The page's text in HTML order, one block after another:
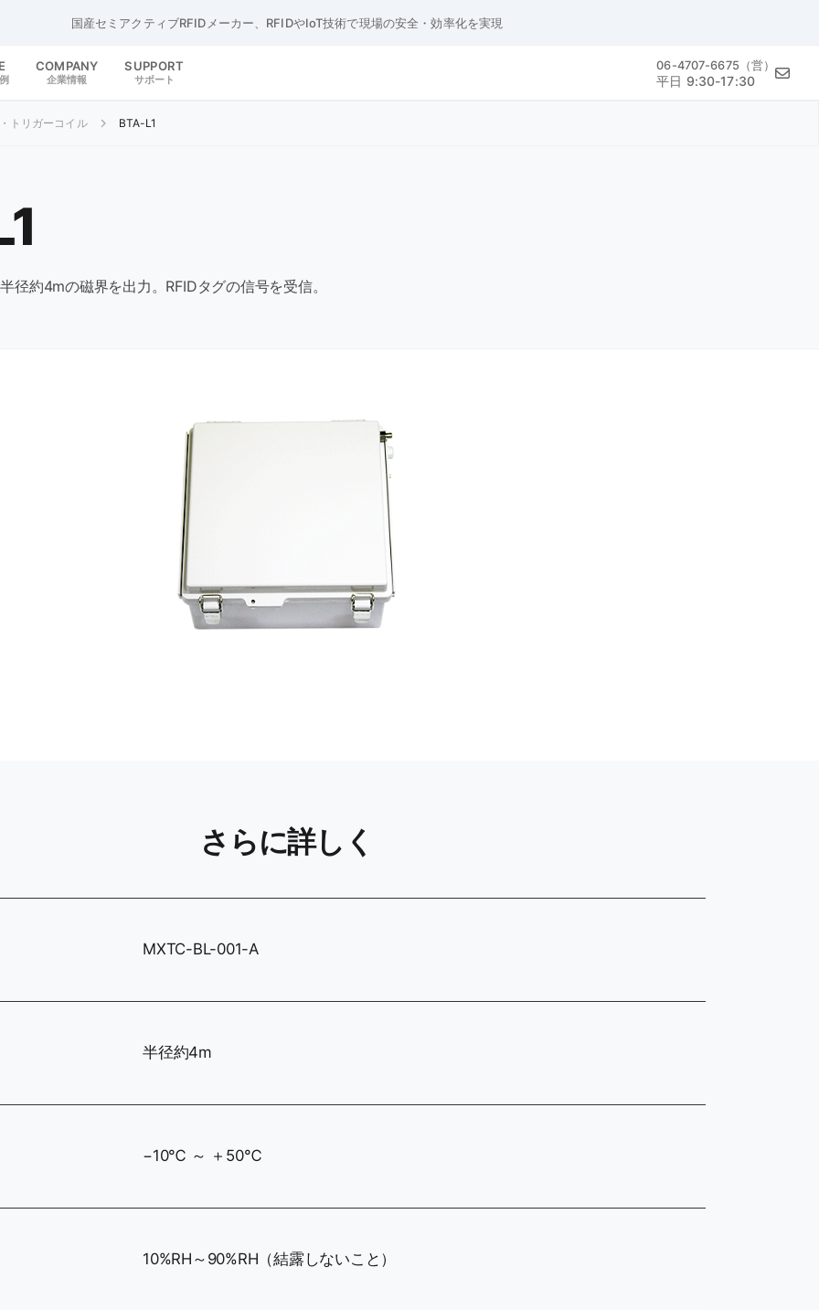
国産セミアクティブRFIDメーカー、RFIDやIoT技術で現場の安全・効率化を実現
COMPANY
企業情報
SUPPORT
サポート
06-4707-6675（営）
平日 9:30-17:30
トリガーコイル BTA-L1
径約4mの磁界を出力。RFIDタグの信号を受信。
さらに詳しく
MXTC-BL-001-A
半径約4m
−10℃ ～ ＋50℃
10%RH～90%RH（結露しないこと）